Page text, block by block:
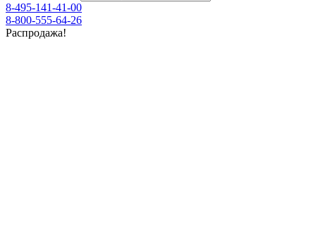
8-495-141-41-00
8-800-555-64-26
Распродажа!